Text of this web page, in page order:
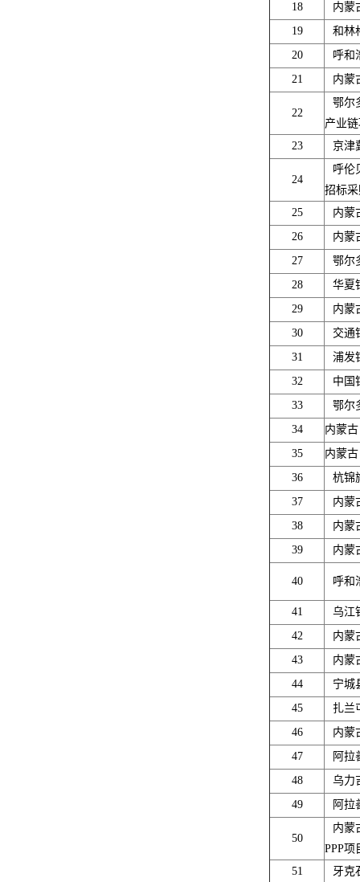
18
内蒙
19
和林
20
呼和
21
内蒙
22
鄂尔
产业
23
京津
24
呼伦
招标
25
内蒙
26
内蒙
27
鄂尔
28
华夏
29
内蒙
30
交通
31
浦发
32
中国
33
鄂尔
34
内蒙
35
内蒙
36
杭锦
37
内蒙
38
内蒙
39
内蒙
40 呼和
41
乌江
42
内蒙
43
内蒙
44
宁城
45
扎兰
46
内蒙
47
阿拉
48
乌力
49
阿拉
50
内蒙
PPP项
51
牙克